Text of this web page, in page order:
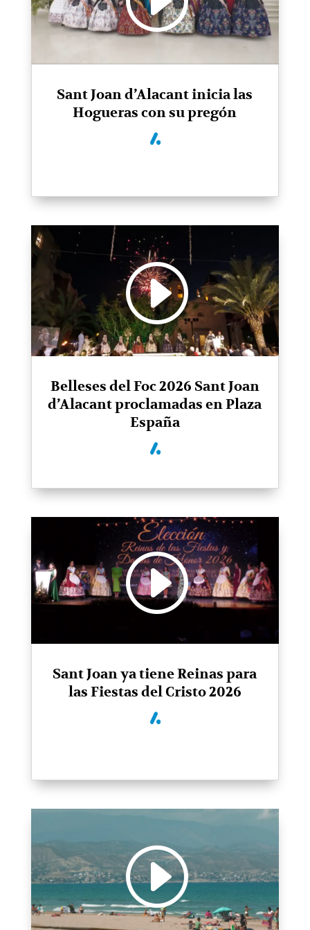
Sant Joan d’Alacant inicia las
Hogueras con su pregón
Belleses del Foc 2026 Sant Joan
d’Alacant proclamadas en Plaza
España
Sant Joan ya tiene Reinas para
las Fiestas del Cristo 2026